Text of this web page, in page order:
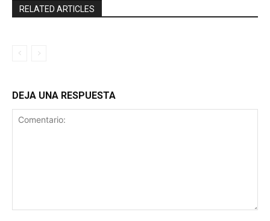
RELATED ARTICLES
DEJA UNA RESPUESTA